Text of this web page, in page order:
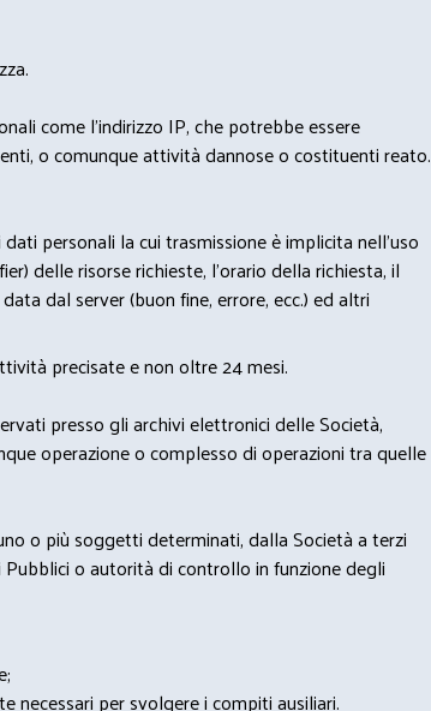
come l'indirizzo IP, che potrebbe essere
o comunque attività dannose o costituenti reato.
personali la cui trasmissione è implicita nell'uso
delle risorse richieste, l'orario della richiesta, il
dal server (buon fine, errore, ecc.) ed altri
precisate e non oltre 24 mesi.
presso gli archivi elettronici delle Società,
operazione o complesso di operazioni tra quelle
o più soggetti determinati, dalla Società a terzi
o autorità di controllo in funzione degli
necessari per svolgere i compiti ausiliari.